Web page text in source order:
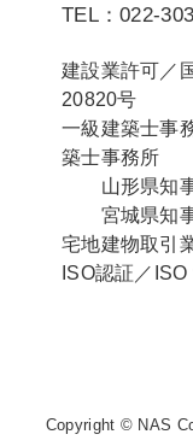
TEL：022-
建設業許可／
20820号
一級建築士事
築士事務所
山形県知事
宮城県知事
宅地建物取引
ISO認証／
Copyright © NAS